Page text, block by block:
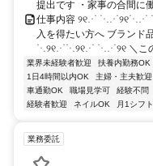
提出です ・家事の合間に
仕事内容 ୨୧⋰ ⋱⋰୨୧⋱⋰
入を得たい方へ ブラン
⋱୨୧⋰⋱୨୧⋰ ⋱⋰୨୧ ＼この
業界未経験者歓迎 扶養内勤務OK
1日4時間以内OK
主婦・主夫歓迎
車通勤OK
職場見学可 経験不問
経験者歓迎
ネイルOK 月1シフ
業務委託